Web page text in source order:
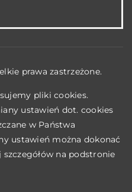
prawa zastrzeżone.
pliki cookies.
ustawień dot. cookies
w Państwa
ustawień można dokonać
na podstronie